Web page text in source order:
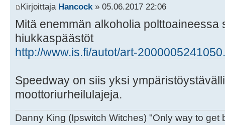
Kirjoittaja Hancock » 05.06.2017 22:06
Mitä enemmän alkoholia polttoaineessa
hiukkaspäästöt
http://www.is.fi/autot/art-
Speedway on siis yksi
moottoriurheilulajeja.
Danny King (Ipswitch Witches) "Only way to get